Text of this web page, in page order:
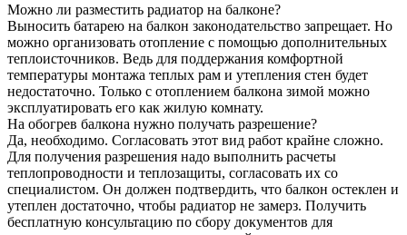
Можно ли разместить радиатор на балконе?
Выносить батарею на балкон законодательство запрещает. Но
можно организовать отопление с помощью дополнительных
теплоисточников. Ведь для поддержания комфортной
температуры монтажа теплых рам и утепления стен будет
недостаточно. Только с отоплением балкона зимой можно
эксплуатировать его как жилую комнату.
На обогрев балкона нужно получать разрешение?
Да, необходимо. Согласовать этот вид работ крайне сложно.
Для получения разрешения надо выполнить расчеты
теплопроводности и теплозащиты, согласовать их со
специалистом. Он должен подтвердить, что балкон остеклен и
утеплен достаточно, чтобы радиатор не замерз. Получить
бесплатную консультацию по сбору документов для